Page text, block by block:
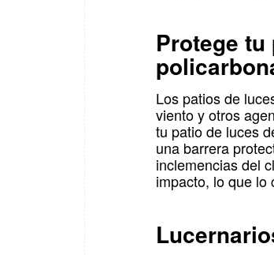
Protege
Los patios de
viento y otros
tu patio de luces
una barrera
inclemencias del
impacto, lo que lo